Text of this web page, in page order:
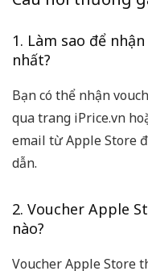
1. Làm sao để
nhất?
Bạn có thể nhận
qua trang iPrice.vn
email từ Apple Store
dẫn.
2. Voucher Apple
nào?
Voucher Apple Store